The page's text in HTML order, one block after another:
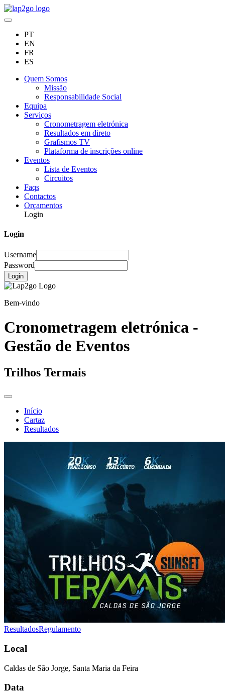
PT
EN
FR
ES
Quem Somos
Missão
Responsabilidade Social
Equipa
Serviços
Cronometragem eletrónica
Resultados em direto
Grafismos TV
Plataforma de inscrições online
Eventos
Lista de Eventos
Circuitos
Faqs
Contactos
Orçamentos
Login
Login
Username
Password
Login
Bem-vindo
Cronometragem eletrónica -
Gestão de Eventos
Trilhos Termais
Início
Cartaz
Resultados
ResultadosRegulamento
Local
Caldas de São Jorge, Santa Maria da Feira
Data